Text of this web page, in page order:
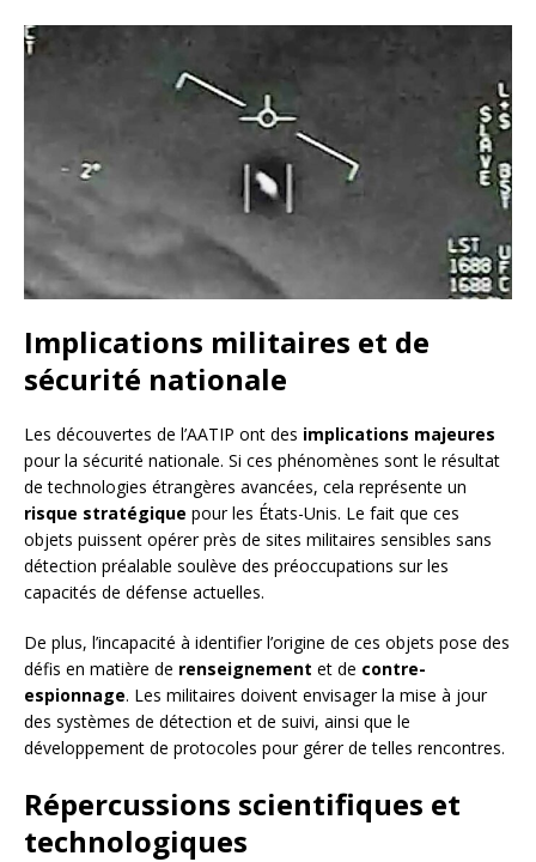
Implications militaires et de
sécurité nationale
Les découvertes de l’AATIP ont des implications majeures
pour la sécurité nationale. Si ces phénomènes sont le résultat
de technologies étrangères avancées, cela représente un
risque stratégique pour les États-Unis. Le fait que ces
objets puissent opérer près de sites militaires sensibles sans
détection préalable soulève des préoccupations sur les
capacités de défense actuelles.
De plus, l’incapacité à identifier l’origine de ces objets pose des
défis en matière de renseignement et de contre-
espionnage. Les militaires doivent envisager la mise à jour
des systèmes de détection et de suivi, ainsi que le
développement de protocoles pour gérer de telles rencontres.
Répercussions scientifiques et
technologiques